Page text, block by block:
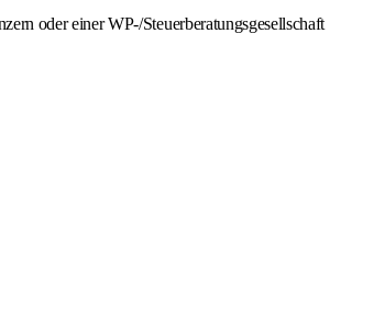
oder einer WP-/Steuerberatungsgesellschaft